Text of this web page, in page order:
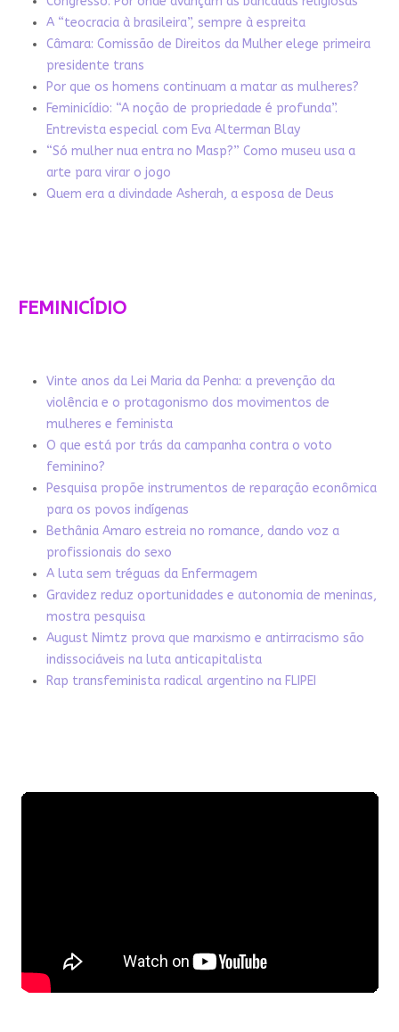
A “teocracia à brasileira”, sempre à espreita
Câmara: Comissão de Direitos da Mulher elege primeira
presidente trans
Por que os homens continuam a matar as mulheres?
Feminicídio: “A noção de propriedade é profunda”.
Entrevista especial com Eva Alterman Blay
“Só mulher nua entra no Masp?” Como museu usa a
arte para virar o jogo
Quem era a divindade Asherah, a esposa de Deus
FEMINICÍDIO
Vinte anos da Lei Maria da Penha: a prevenção da
violência e o protagonismo dos movimentos de
mulheres e feminista
O que está por trás da campanha contra o voto
feminino?
Pesquisa propõe instrumentos de reparação econômica
para os povos indígenas
Bethânia Amaro estreia no romance, dando voz a
profissionais do sexo
A luta sem tréguas da Enfermagem
Gravidez reduz oportunidades e autonomia de meninas,
mostra pesquisa
August Nimtz prova que marxismo e antirracismo são
indissociáveis na luta anticapitalista
Rap transfeminista radical argentino na FLIPEI